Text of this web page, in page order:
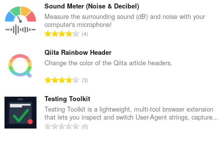
y
s
a
y
ı
s
:
p
l
a
m
y
s
a
y
ı
s
ı
:
Sound Meter (Noise & Decibel)
Measure the surrounding sound (dB) and noise with your
computer's microphone!
T
p
l
m
y
s
a
y
4
Qiita Rainbow Header
Change the color of the Qiita article headers.
T
p
l
a
m
3
Testing Toolkit
Testing Toolkit is a lightweight, multi-tool browser extension
that lets you inspect and switch User-Agent strings, capture...
T0